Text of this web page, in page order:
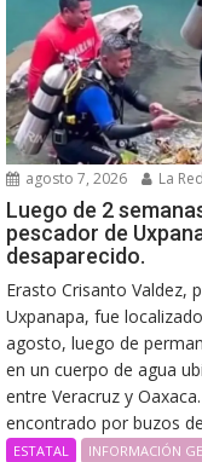
agosto 7, 2026 La
Luego de 2
pescador de
desaparecido.
Erasto Crisanto Valdez,
Uxpanapa, fue
agosto, luego de
en un cuerpo de agua
entre Veracruz y
encontrado por buzos
ESTATAL INFORMACIÓN